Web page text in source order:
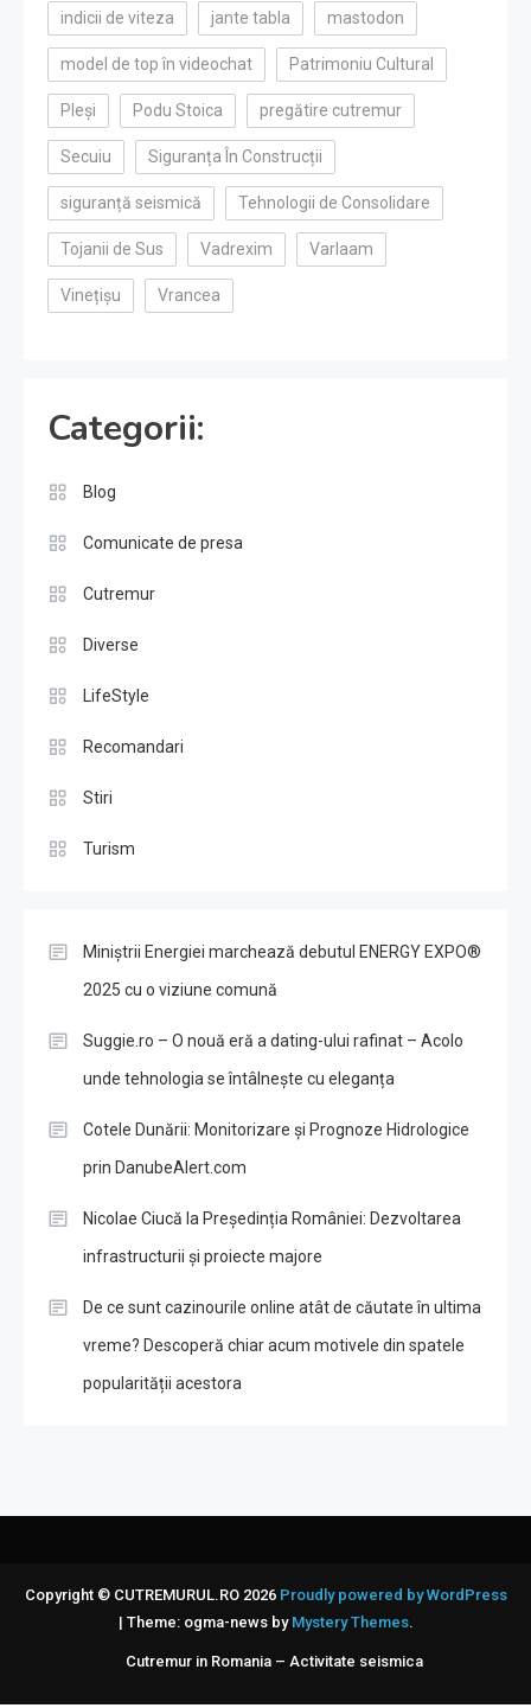
indicii de viteza jante tabla mastodon
model de top în videochat Patrimoniu Cultural
Pleși Podu Stoica pregătire cutremur
Secuiu Siguranța În Construcții
siguranță seismică Tehnologii de Consolidare
Tojanii de Sus Vadrexim Varlaam
Vinețișu Vrancea
Categorii:
Blog
Comunicate de presa
Cutremur
Diverse
LifeStyle
Recomandari
Stiri
Turism
Miniștrii Energiei marchează debutul ENERGY EXPO®
2025 cu o viziune comună
Suggie.ro – O nouă eră a dating-ului rafinat – Acolo
unde tehnologia se întâlnește cu eleganța
Cotele Dunării: Monitorizare și Prognoze Hidrologice
prin DanubeAlert.com
Nicolae Ciucă la Președinția României: Dezvoltarea
infrastructurii și proiecte majore
De ce sunt cazinourile online atât de căutate în ultima
vreme? Descoperă chiar acum motivele din spatele
popularității acestora
Copyright © CUTREMURUL.RO 2026 Proudly powered by WordPress
| Theme: ogma-news by Mystery Themes.
Cutremur in Romania – Activitate seismica